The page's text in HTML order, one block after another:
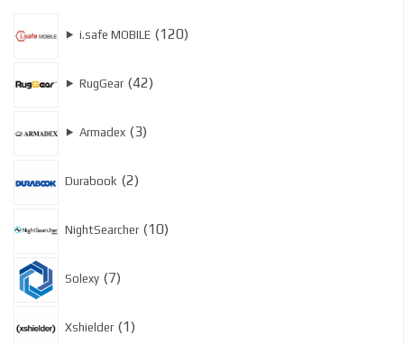
⯈ i.safe MOBILE 120
⯈ RugGear 42
⯈ Armadex 3
Durabook 2
NightSearcher 10
Solexy 7
Xshielder 1